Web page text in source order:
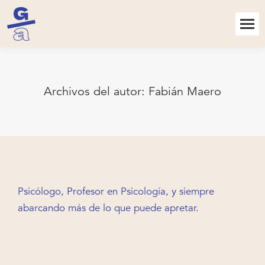
Archivos del autor: Fabián Maero
Psicólogo, Profesor en Psicología, y siempre
abarcando más de lo que puede apretar.